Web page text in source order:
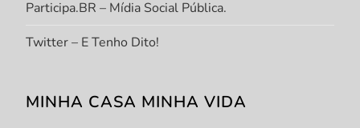
Participa.BR – Mídia Social Pública.
Twitter – E Tenho Dito!
MINHA CASA MINHA VIDA